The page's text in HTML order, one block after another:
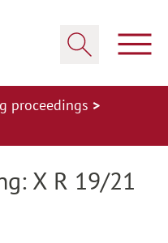
proceedings
X R 19/21